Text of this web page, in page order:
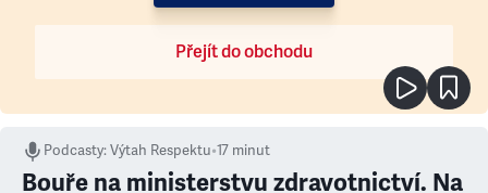
Přejít do obchodu
Podcasty:Výtah Respektu•17 minut
Bouře na ministerstvu zdravotnictví. Na